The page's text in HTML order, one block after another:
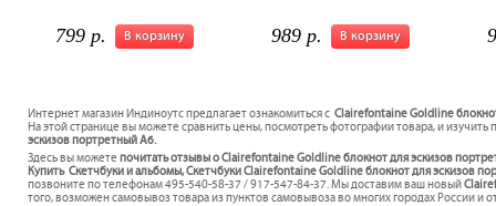
В корзину
799 р. В корзину
989 р.
Интернет магазин Индиноутс предлагает ознакомиться с Clairefontaine Goldline
На этой странице вы можете сравнить цены, посмотреть фотографии товара, и
эскизов портретный A6.
Здесь вы можете почитать отзывы о Clairefontaine Goldline блокнот для эскизов
Купить Скетчбуки и альбомы, Скетчбуки Clairefontaine Goldline блокнот для эскизов
позвоните по телефонам 495-540-58-37 / 917-547-84-37. Мы доставим ваш новый
того, возможен самовывоз товара из пунктов самовывоза во многих городах России и